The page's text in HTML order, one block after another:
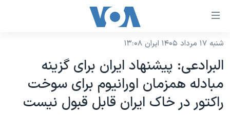
لینکهای
دسترسی
جهش
محتوای
اصلی
نسخه سبک وب‌سایت
موضوع ها
ایران
برنامه های تلویزیونی
شنبه ۱۷ مرداد ۱۴۰۵ ایران ۱۳:۰۸
البرادعی: پيشنهاد ايران برای گزينه
مبادله همزمان اورانيوم برای سوخت
راکتور در خاک ايران قابل قبول نيست